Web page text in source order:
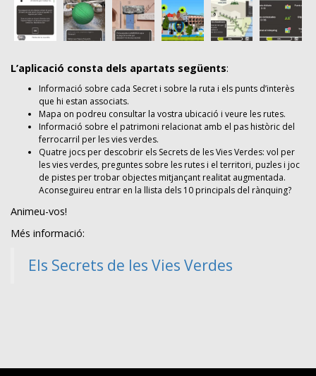
L’aplicació consta dels apartats següents:
Informació sobre cada Secret i sobre la ruta i els punts d’interès
que hi estan associats.
Mapa on podreu consultar la vostra ubicació i veure les rutes.
Informació sobre el patrimoni relacionat amb el pas històric del
ferrocarril per les vies verdes.
Quatre jocs per descobrir els Secrets de les Vies Verdes: vol per
les vies verdes, preguntes sobre les rutes i el territori, puzles i joc
de pistes per trobar objectes mitjançant realitat augmentada.
Aconseguireu entrar en la llista dels 10 principals del rànquing?
Animeu-vos!
Més informació:
Els Secrets de les Vies Verdes